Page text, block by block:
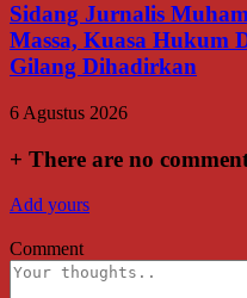
Sidang Jurnalis
Massa, Kuasa Hukum
Gilang Dihadirkan
6 Agustus 2026
+ There are no
Add yours
Comment